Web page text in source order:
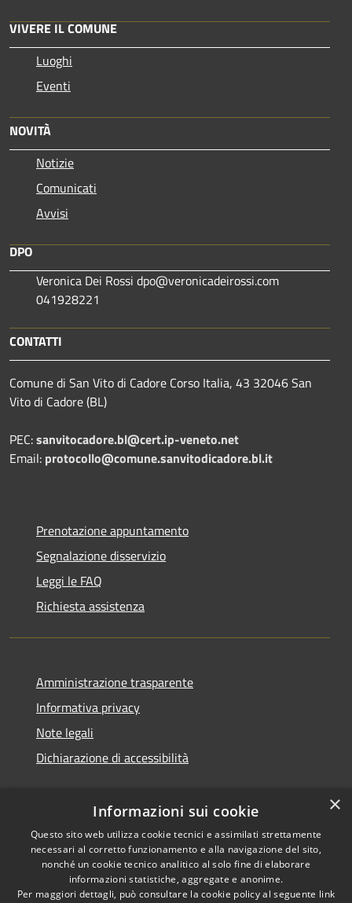
VIVERE IL COMUNE
Luoghi
Eventi
NOVITÀ
Notizie
Comunicati
Avvisi
DPO
Veronica Dei Rossi dpo@veronicadeirossi.com
041928221
CONTATTI
Comune di San Vito di Cadore Corso Italia, 43 32046 San
Vito di Cadore (BL)
PEC:sanvitocadore.bl@cert.ip-veneto.net
Email: protocollo@comune.sanvitodicadore.bl.it
Prenotazione appuntamento
Segnalazione disservizio
Leggi le FAQ
Richiesta assistenza
Amministrazione trasparente
Informativa privacy
Note legali
Dichiarazione di accessibilità
RSS
Copyright © 2026 • Comune di
×
Informazioni sui cookie
Questo sito web utilizza cookie tecnici e assimilati strettamente
necessari al corretto funzionamento e alla navigazione del sito,
nonché un cookie tecnico analitico al solo fine di elaborare
informazioni statistiche, aggregate e anonime.
Per maggiori dettagli, può consultare la cookie policy al seguente link